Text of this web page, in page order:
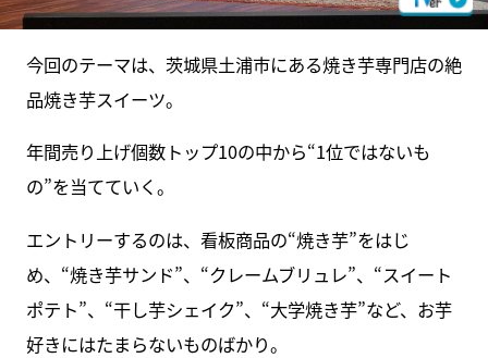
今回のテーマは、茨城県土浦市にある焼き芋専門店の絶
品焼き芋スイーツ。
年間売り上げ個数トップ10の中から“1位ではないも
の”を当てていく。
エントリーするのは、看板商品の“焼き芋”をはじ
め、“焼き芋サンド”、“クレームブリュレ”、“スイート
ポテト”、“干し芋シェイク”、“大学焼き芋”など、お芋
好きにはたまらないものばかり。